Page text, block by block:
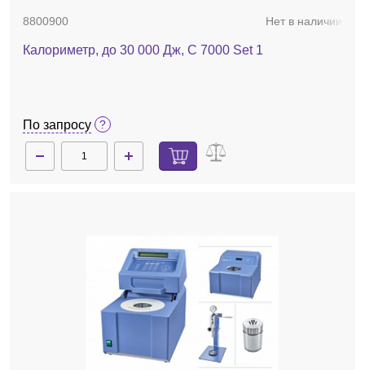
8800900 Нет в наличии
Калориметр, до 30 000 Дж, C 7000 Set 1
По запросу